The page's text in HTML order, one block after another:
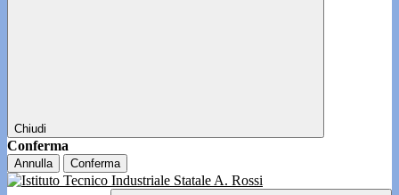
Chiudi
Conferma
Annulla Conferma